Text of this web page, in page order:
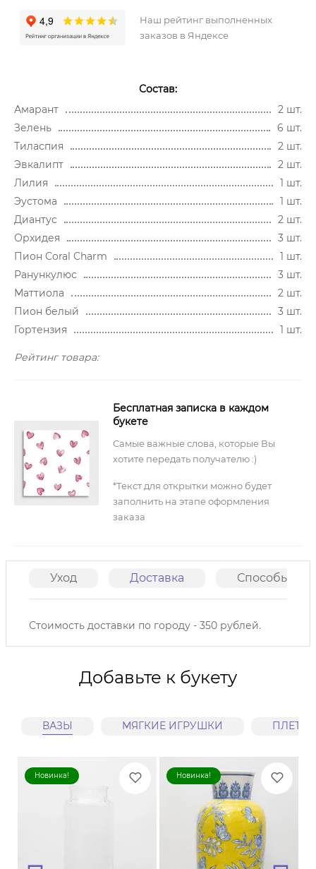
Наш рейтинг выполненных
заказов в Яндексе
Состав:
Амарант
2 шт.
Зелень
6 шт.
Тиласпия
2 шт.
Эвкалипт
2 шт.
Лилия
1 шт.
Эустома
1 шт.
Диантус
2 шт.
Орхидея
3 шт.
Пион Coral Charm
1 шт.
Ранункулюс
3 шт.
Маттиола
2 шт.
Пион белый
3 шт.
Гортензия
1 шт.
Рейтинг товара:
Бесплатная записка в каждом
букете
Самые важные слова, которые Вы
хотите передать получателю :)
*Текст для открытки можно будет
заполнить на этапе оформления
заказа
Уход Доставка Способы
Стоимость доставки по городу - 350 рублей.
Добавьте к букету
ВАЗЫ МЯГКИЕ ИГРУШКИ
Новинка! Новинка!